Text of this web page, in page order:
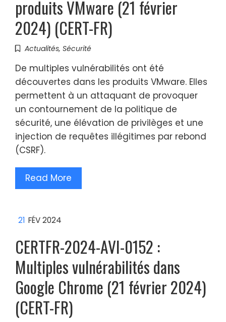
produits VMware (21 février
2024) (CERT-FR)
Actualités, Sécurité
De multiples vulnérabilités ont été
découvertes dans les produits VMware. Elles
permettent à un attaquant de provoquer
un contournement de la politique de
sécurité, une élévation de privilèges et une
injection de requêtes illégitimes par rebond
(CSRF).
Read More
21 FÉV 2024
CERTFR-2024-AVI-0152 :
Multiples vulnérabilités dans
Google Chrome (21 février 2024)
(CERT-FR)